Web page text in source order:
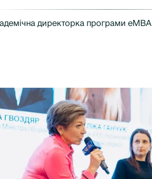
директорка програми еMBA